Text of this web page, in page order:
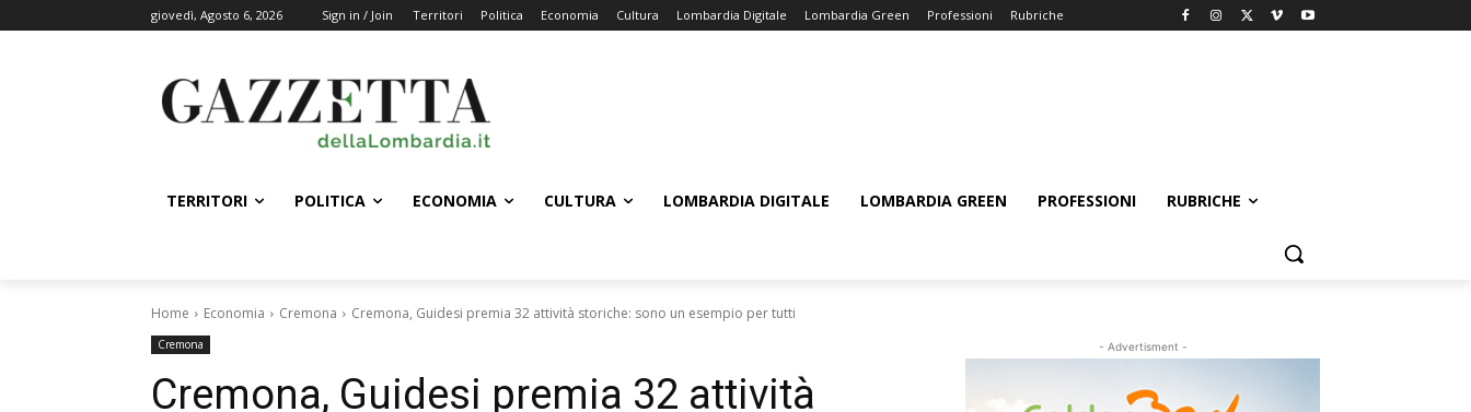
giovedì, Agosto 6, 2026 Sign in / Join Territori Politica Economia Cultura Lombardia Digitale Lombardia Green Professioni Rubriche
TERRITORI POLITICA ECONOMIA CULTURA LOMBARDIA DIGITALE LOMBARDIA GREEN PROFESSIONI RUBRICHE
Home Economia Cremona Cremona, Guidesi premia 32 attività storiche: sono un esempio per tutti
Cremona
Cremona, Guidesi premia 32 attività
- Advertisment -